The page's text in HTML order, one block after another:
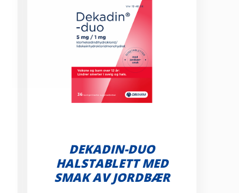
DEKADIN-DUO
HALSTABLETT MED
SMAK AV JORDBÆR